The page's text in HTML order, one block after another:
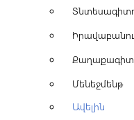
Մենեջմենթ
Ավելին